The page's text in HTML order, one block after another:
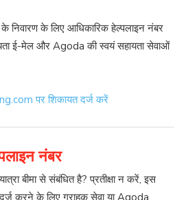
निवारण के लिए आधिकारिक हेल्पलाइन नंबर
ई-मेल और Agoda की स्वयं सहायता सेवाओं
पर शिकायत दर्ज करें
नंबर
बीमा से संबंधित है? प्रतीक्षा न करें, इस
दर्ज करने के लिए ग्राहक सेवा या Agoda